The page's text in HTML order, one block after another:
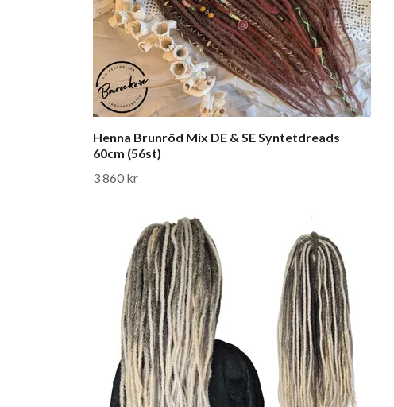
Henna Brunröd Mix DE & SE Syntetdreads
60cm (56st)
3 860 kr